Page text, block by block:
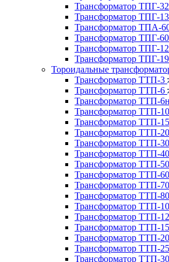
Трансформатор ТПГ-32
Трансформатор ТПГ-
Трансформатор ТПА-
Трансформатор ТПГ-60
Трансформатор ТПГ-
Трансформатор ТПГ-
Тороидальные
Трансформатор ТТП-3
Трансформатор ТТП-6
Трансформатор ТТП-
Трансформатор ТТП-10
Трансформатор ТТП-15
Трансформатор ТТП-20
Трансформатор ТТП-30
Трансформатор ТТП-40
Трансформатор ТТП-50
Трансформатор ТТП-60
Трансформатор ТТП-70
Трансформатор ТТП-80
Трансформатор ТТП-
Трансформатор ТТП-
Трансформатор ТТП-
Трансформатор ТТП-
Трансформатор ТТП-
Трансформатор ТТП-